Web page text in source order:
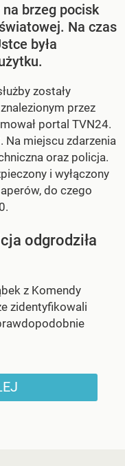
brzeg pocisk
Na czas
była
zostały
przez
portal TVN24.
Na miejscu zdarzenia
oraz policja.
i wyłączony
do czego
odgrodziła
z Komendy
zidentyfikowali